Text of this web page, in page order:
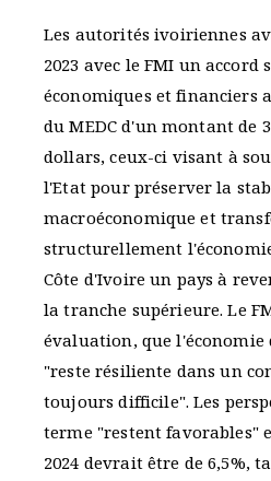
Les autorités ivoiriennes
2023 avec le FMI un
économiques et financiers
du MEDC d'un montant de
dollars, ceux-ci visant à
l'Etat pour préserver la
macroéconomique et
structurellement
Côte d'Ivoire un pays à
la tranche supérieure. Le
évaluation, que l'économie
"reste résiliente dans un
toujours difficile". Les
terme "restent favorables"
2024 devrait être de 6,5%,